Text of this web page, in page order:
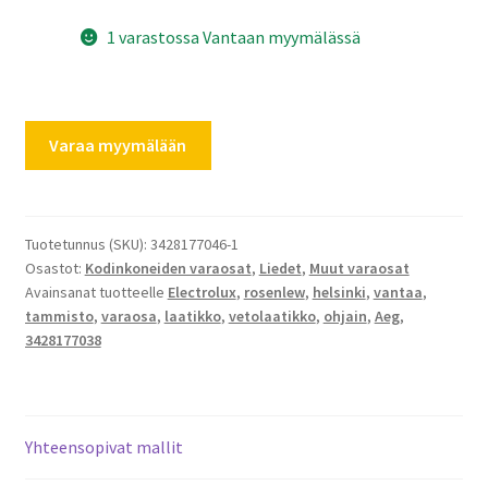
1 varastossa Vantaan myymälässä
ohjain
vasen
3428177038
määrä
Varaa myymälään
Tuotetunnus (SKU): 3428177046-1
Osastot: Kodinkoneiden varaosat, Liedet, Muut varaosat
Avainsanat tuotteelle Electrolux, rosenlew, helsinki, vantaa,
tammisto, varaosa, laatikko, vetolaatikko, ohjain, Aeg,
3428177038
Yhteensopivat mallit